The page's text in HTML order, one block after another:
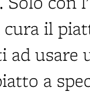
il
ad usare
a